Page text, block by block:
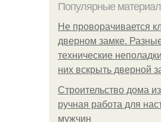
Популярные
Не проворачивается
дверном замке.
технические
них вскрыть дверной
Строительство дома
ручная работа для
мужчин